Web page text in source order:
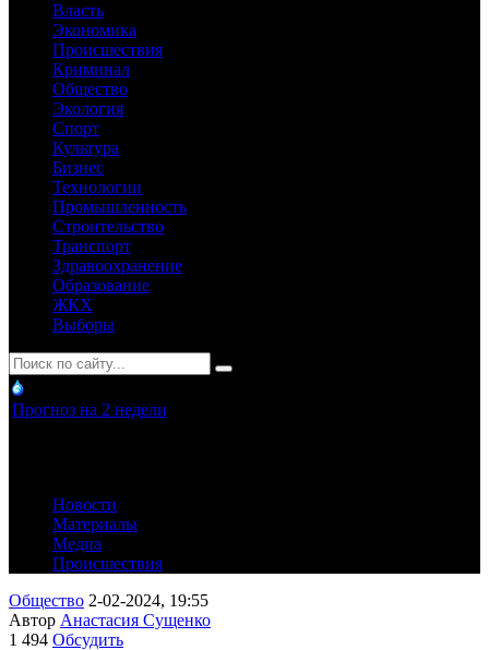
Власть
Экономика
Происшествия
Криминал
Общество
Экология
Спорт
Культура
Бизнес
Технологии
Промышленность
Строительство
Транспорт
Здравоохранение
Образование
ЖКХ
Выборы
Прогноз на 2 недели
Новости
Материалы
Медиа
Происшествия
Общество 2-02-2024, 19:55
Автор Анастасия Сущенко
1 494 Обсудить